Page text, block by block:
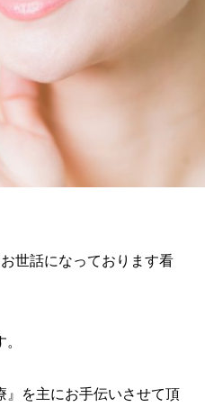
世話になっております看
を主にお手伝いさせて頂